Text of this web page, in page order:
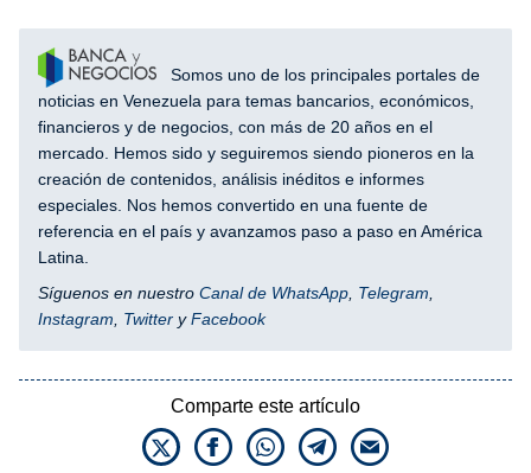
Somos uno de los principales portales de
noticias en Venezuela para temas bancarios, económicos,
financieros y de negocios, con más de 20 años en el
mercado. Hemos sido y seguiremos siendo pioneros en la
creación de contenidos, análisis inéditos e informes
especiales. Nos hemos convertido en una fuente de
referencia en el país y avanzamos paso a paso en América
Latina.
Síguenos en nuestro Canal de WhatsApp Telegram
Instagram
Twitter yFacebook
Comparte este artículo